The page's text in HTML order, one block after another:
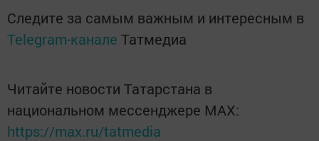
Следите за самым важным и интересным в
Telegram-канале Татмедиа
Читайте новости Татарстана в
национальном мессенджере MАХ:
https://max.ru/tatmedia